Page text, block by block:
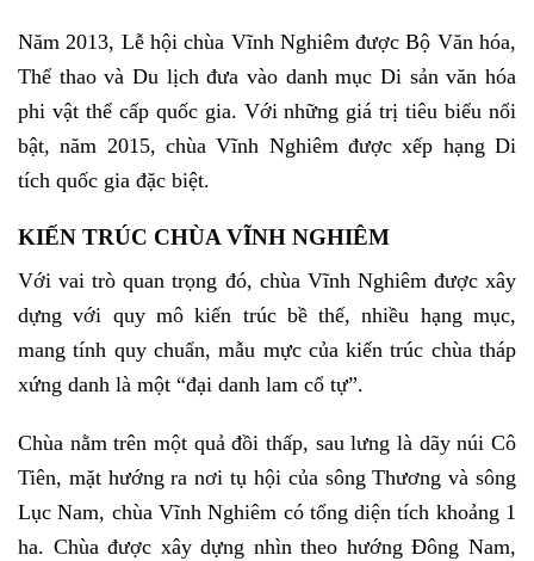
Năm 2013, Lễ hội chùa Vĩnh Nghiêm được Bộ Văn hóa,
Thể thao và Du lịch đưa vào danh mục Di sản văn hóa
phi vật thể cấp quốc gia. Với những giá trị tiêu biểu nổi
bật, năm 2015, chùa Vĩnh Nghiêm được xếp hạng Di
tích quốc gia đặc biệt.
KIẾN TRÚC CHÙA VĨNH NGHIÊM
Với vai trò quan trọng đó, chùa Vĩnh Nghiêm được xây
dựng với quy mô kiến trúc bề thế, nhiều hạng mục,
mang tính quy chuẩn, mẫu mực của kiến trúc chùa tháp
xứng danh là một “đại danh lam cổ tự”.
Chùa nằm trên một quả đồi thấp, sau lưng là dãy núi Cô
Tiên, mặt hướng ra nơi tụ hội của sông Thương và sông
Lục Nam, chùa Vĩnh Nghiêm có tổng diện tích khoảng 1
ha. Chùa được xây dựng nhìn theo hướng Đông Nam,